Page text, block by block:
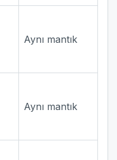
Aynı mantık
Aynı mantık